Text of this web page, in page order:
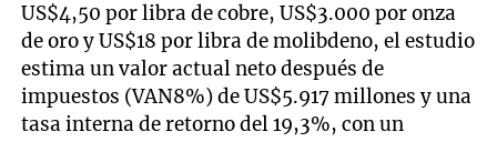
US$4,50 por libra de cobre, US$3.000 por onza
de oro y US$18 por libra de molibdeno, el estudio
estima un valor actual neto después de
impuestos (VAN8%) de US$5.917 millones y una
tasa interna de retorno del 19,3%, con un